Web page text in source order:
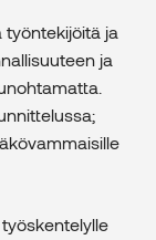
työntekijöitä ja
ja